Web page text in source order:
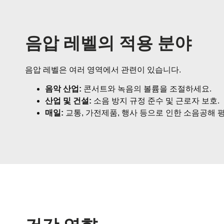
음압 레벨의 적용 분야
음압 레벨은 여러 영역에서 관련이 있습니다.
음악 산업: 콘서트와 녹음의 볼륨을 조절하세요.
산업 및 건설: 소음 방지 규정 준수 및 근로자 보호.
매일: 교통, 가전제품, 행사 등으로 인한 소음공해